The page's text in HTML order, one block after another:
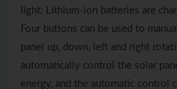
light; Lithium-ion batteries are
Four buttons can be used to
panel up, down, left and right
automatically control the solar
energy, and the automatic control